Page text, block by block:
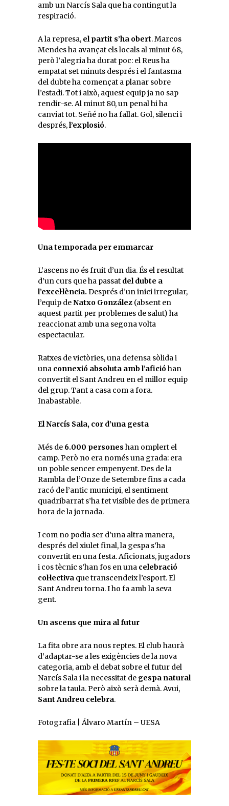
amb un Narcís Sala que ha contingut la
respiració.
A la represa, el partit s’ha obert. Marcos
Mendes ha avançat els locals al minut 68,
però l’alegria ha durat poc: el Reus ha
empatat set minuts després i el fantasma
del dubte ha començat a planar sobre
l’estadi. Tot i això, aquest equip ja no sap
rendir-se. Al minut 80, un penal hi ha
canviat tot. Señé no ha fallat. Gol, silenci i
després,l’explosió.
Una temporada per emmarcar
L’ascens no és fruit d’un dia. És el resultat
d’un curs que ha passat del dubte a
l’excel·lència. Després d’un inici irregular,
l’equip deNatxo González (absent en
aquest partit per problemes de salut) ha
reaccionat amb una segona volta
espectacular.
Ratxes de victòries, una defensa sòlida i
una connexió absoluta amb l’aficióhan
convertit el Sant Andreu en el millor equip
del grup. Tant a casa com a fora.
Inabastable.
El Narcís Sala, cor d’una gesta
Més de 6.000 persones han omplert el
camp. Però no era només una grada: era
un poble sencer empenyent. Des de la
Rambla de l’Onze de Setembre fins a cada
racó de l’antic municipi, el sentiment
quadribarrat s’ha fet visible des de primera
hora de la jornada.
I com no podia ser d’una altra manera,
després del xiulet final, la gespa s’ha
convertit en una festa. Aficionats, jugadors
i cos tècnic s’han fos en una celebració
col·lectiva que transcendeix l’esport. El
Sant Andreu torna. I ho fa amb la seva
gent.
Un ascens que mira al futur
La fita obre ara nous reptes. El club haurà
d’adaptar-se a les exigències de la nova
categoria, amb el debat sobre el futur del
Narcís Sala i la necessitat de gespa natural
sobre la taula. Però això serà demà. Avui,
Sant Andreu celebra.
Fotografia | Álvaro Martín – UESA